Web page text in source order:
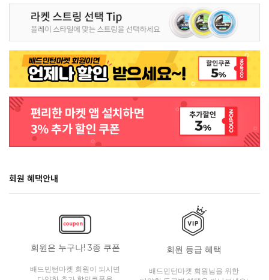
회원 혜택안내
회원은 누구나! 3종 쿠폰
배드민턴마켓 회원이 되시면
회원 등급 혜택
배드민턴마켓 회원님을 위한